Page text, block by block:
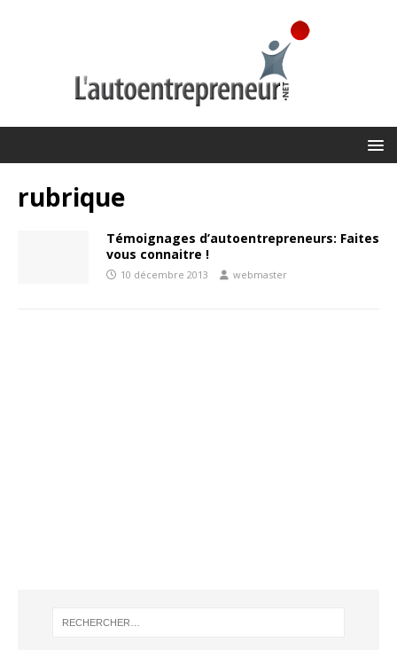
rubrique
Témoignages d’autoentrepreneurs: Faites
vous connaitre !
10 décembre 2013 webmaster